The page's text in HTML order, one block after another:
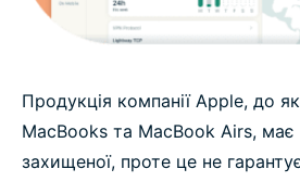
Продукція компанії Apple, до
MacBooks та MacBook Airs,
захищеної, проте це не